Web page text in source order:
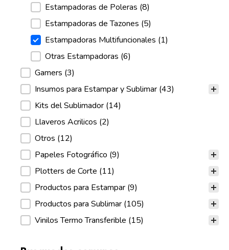
Estampadoras de Poleras (8)
Estampadoras de Tazones (5)
Estampadoras Multifuncionales (1)
Otras Estampadoras (6)
Gamers (3)
Insumos para Estampar y Sublimar (43)
Kits del Sublimador (14)
Llaveros Acrilicos (2)
Otros (12)
Papeles Fotográfico (9)
Plotters de Corte (11)
Productos para Estampar (9)
Productos para Sublimar (105)
Vinilos Termo Transferible (15)